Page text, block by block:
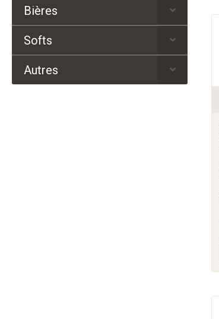
Bières
Softs
Autres